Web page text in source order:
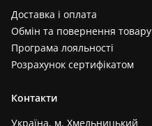
Доставка і оплата
Обмін та повернення товару
Програма лояльності
Розрахунок сертифікатом
Контакти
Україна, м. Хмельницький